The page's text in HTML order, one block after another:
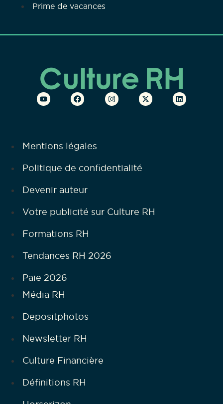
Prime de vacances
Mentions légales
Politique de confidentialité
Devenir auteur
Votre publicité sur Culture RH
Formations RH
Tendances RH 2026
Paie 2026
Média RH
Depositphotos
Newsletter RH
Culture Financière
Définitions RH